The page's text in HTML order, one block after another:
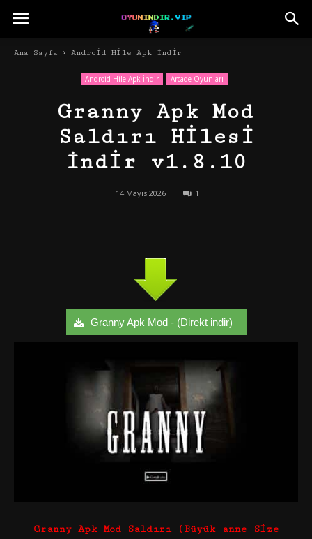
Ana Sayfa Android Hile Apk İndir
Android Hile Apk İndir Arcade Oyunları
Granny Apk Mod
Saldırı Hilesi
İndir v1.8.10
14 Mayıs 2026 1
Granny Apk Mod - (Direkt indir)
Granny Apk Mod Saldırı (Büyük anne Size